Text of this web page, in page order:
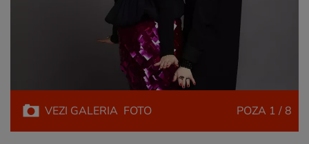
VEZI GALERIA FOTO POZA 1 / 8